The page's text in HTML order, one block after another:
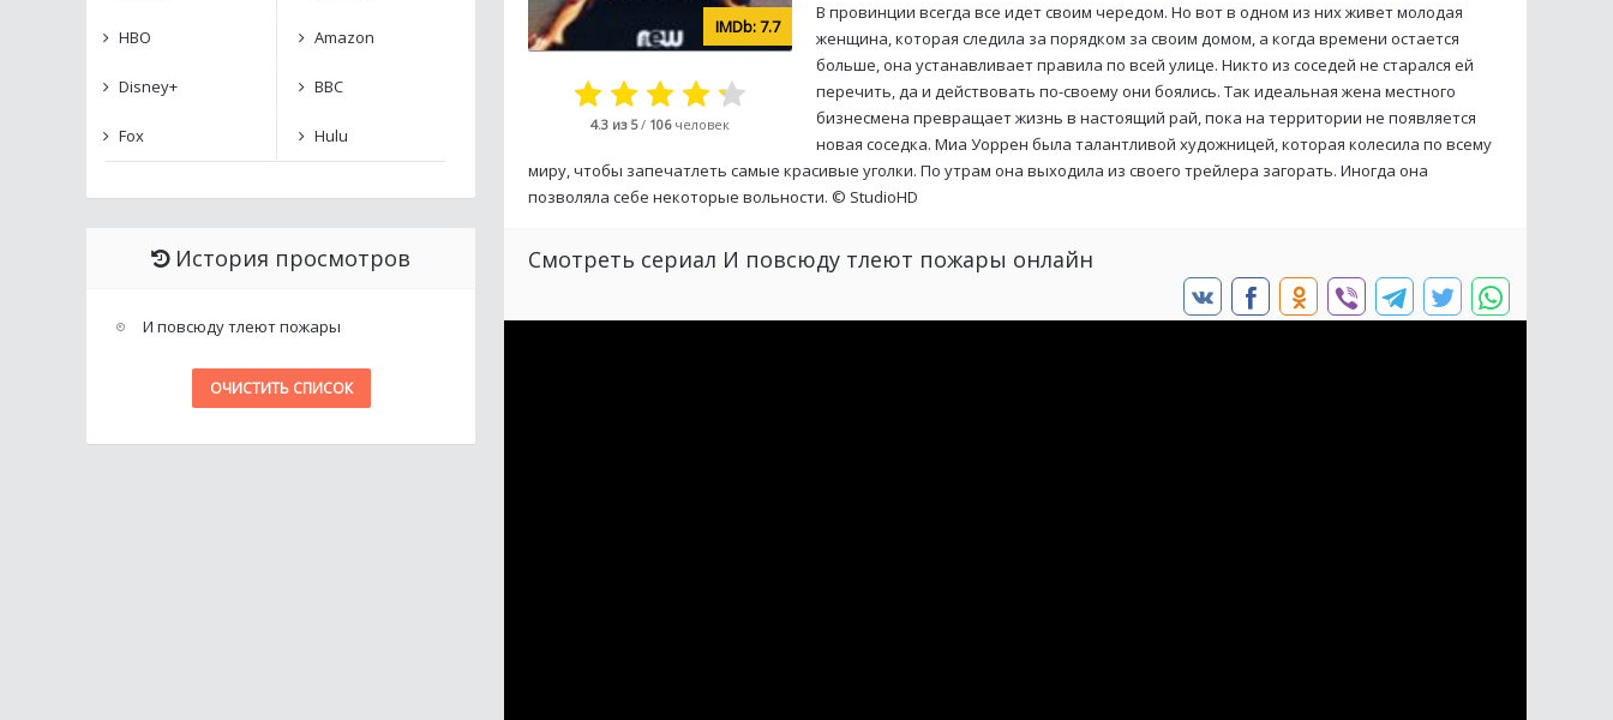
7.7
4.3 из 5/ 106 человек
В провинции всегда все идет своим чередом. Но вот в одном из них живет молодая
женщина, которая следила за порядком за своим домом, а когда времени остается
больше, она устанавливает правила по всей улице. Никто из соседей не старался ей
перечить, да и действовать по-своему они боялись. Так идеальная жена местного
бизнесмена превращает жизнь в настоящий рай, пока на территории не появляется
новая соседка. Миа Уоррен была талантливой художницей, которая колесила по всему
миру, чтобы запечатлеть самые красивые уголки. По утрам она выходила из своего трейлера загорать. Иногда она
позволяла себе некоторые вольности. © StudioHD
Смотреть сериал И повсюду тлеют пожары онлайн
HBO Amazon
Disney+ BBC
Fox Hulu
История просмотров
И повсюду тлеют пожары
ОЧИСТИТЬ СПИСОК